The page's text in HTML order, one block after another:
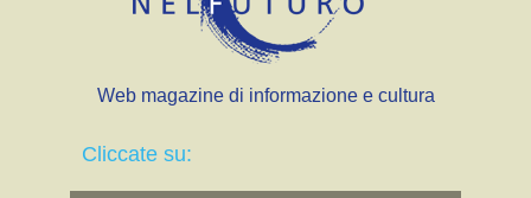
Web magazine di informazione e cultura
Cliccate su: